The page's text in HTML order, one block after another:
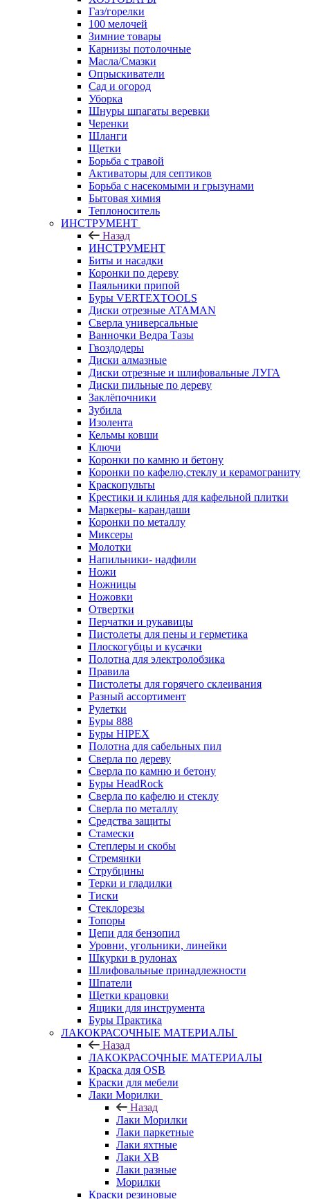
Газ/горелки
100 мелочей
Зимние товары
Карнизы потолочные
Масла/Смазки
Опрыскиватели
Сад и огород
Уборка
Шнуры шпагаты веревки
Черенки
Шланги
Щетки
Борьба с травой
Активаторы для септиков
Борьба с насекомыми и грызунами
Бытовая химия
Теплоноситель
ИНСТРУМЕНТ
Назад
ИНСТРУМЕНТ
Биты и насадки
Коронки по дереву
Паяльники припой
Буры VERTEXTOOLS
Диски отрезные ATAMAN
Сверла универсальные
Ванночки Ведра Тазы
Гвоздодеры
Диски алмазные
Диски отрезные и шлифовальные ЛУГА
Диски пильные по дереву
Заклёпочники
Зубила
Изолента
Кельмы ковши
Ключи
Коронки по камню и бетону
Коронки по кафелю,стеклу и керамограниту
Краскопульты
Крестики и клинья для кафельной плитки
Маркеры- карандаши
Коронки по металлу
Миксеры
Молотки
Напильники- надфили
Ножи
Ножницы
Ножовки
Отвертки
Перчатки и рукавицы
Пистолеты для пены и герметика
Плоскогубцы и кусачки
Полотна для электролобзика
Правила
Пистолеты для горячего склеивания
Разный ассортимент
Рулетки
Буры 888
Буры HIPEX
Полотна для сабельных пил
Сверла по дереву
Сверла по камню и бетону
Буры HeadRock
Сверла по кафелю и стеклу
Сверла по металлу
Средства защиты
Стамески
Степлеры и скобы
Стремянки
Струбцины
Терки и гладилки
Тиски
Стеклорезы
Топоры
Цепи для бензопил
Уровни, угольники, линейки
Шкурки в рулонах
Шлифовальные принадлежности
Шпатели
Щетки крацовки
Ящики для инструмента
Буры Практика
ЛАКОКРАСОЧНЫЕ МАТЕРИАЛЫ
Назад
ЛАКОКРАСОЧНЫЕ МАТЕРИАЛЫ
Краска для OSB
Краски для мебели
Лаки Морилки
Назад
Лаки Морилки
Лаки паркетные
Лаки яхтные
Лаки ХВ
Лаки разные
Морилки
Краски резиновые